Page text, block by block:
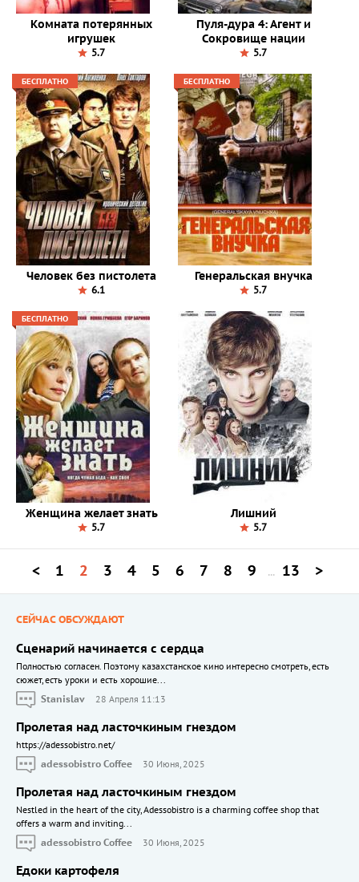
Комната потерянных
игрушек
5.7
Пуля-дура 4: Агент и
Сокровище нации
5.7
БЕСПЛАТНО
Человек без пистолета
6.1
БЕСПЛАТНО
Генеральская внучка
5.7
БЕСПЛАТНО
Женщина желает знать
5.7
Лишний
5.7
< 1 2 3 4 5 6 7 8 9 ... 13 >
СЕЙЧАС ОБСУЖДАЮТ
Сценарий начинается с сердца
Полностью согласен. Поэтому казахстанское кино интересно смотреть, есть
сюжет, есть уроки и есть хорошие...
Stanislav
28 Апреля 11:13
Пролетая над ласточкиным гнездом
https://adessobistro.net/
adessobistro Coffee
30 Июня, 2025
Пролетая над ласточкиным гнездом
Nestled in the heart of the city, Adessobistro is a charming coffee shop that
offers a warm and inviting...
adessobistro Coffee
30 Июня, 2025
Едоки картофеля